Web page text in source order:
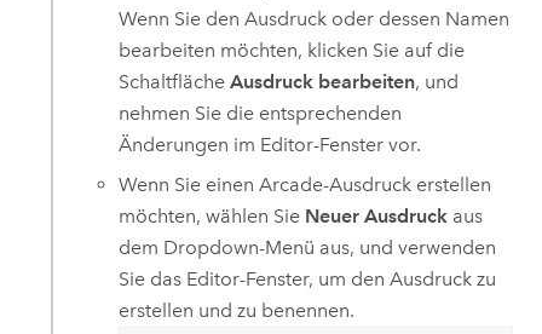
Wenn Sie den Ausdruck oder dessen Namen
bearbeiten möchten, klicken Sie auf die
SchaltflächeAusdruck bearbeiten, und
nehmen Sie die entsprechenden
Änderungen im Editor-Fenster vor.
Wenn Sie einen Arcade-Ausdruck erstellen
möchten, wählen Sie Neuer Ausdruck aus
dem Dropdown-Menü aus, und verwenden
Sie das Editor-Fenster, um den Ausdruck zu
erstellen und zu benennen.